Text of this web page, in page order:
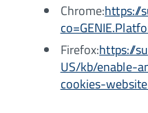
Chrome:https://
Firefox:https://
US/kb/enable-
cookies-